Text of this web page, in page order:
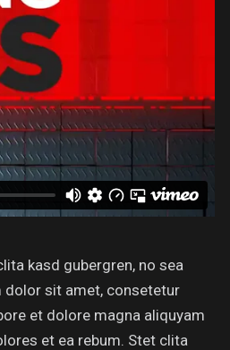
kasd gubergren, no sea
sit amet, consetetur
et dolore magna aliquyam
et ea rebum. Stet clita